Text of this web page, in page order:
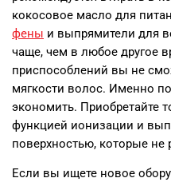
кокосовое масло для
фены и выпрямители для
чаще, чем в любое другое
приспособлений вы не
мягкости волос. Именно
экономить. Приобретайте
функцией ионизации и
поверхностью, которые
Если вы ищете новое